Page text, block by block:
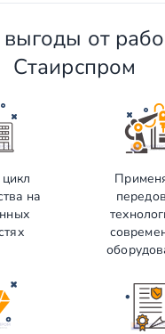
от
Стаирспром
на